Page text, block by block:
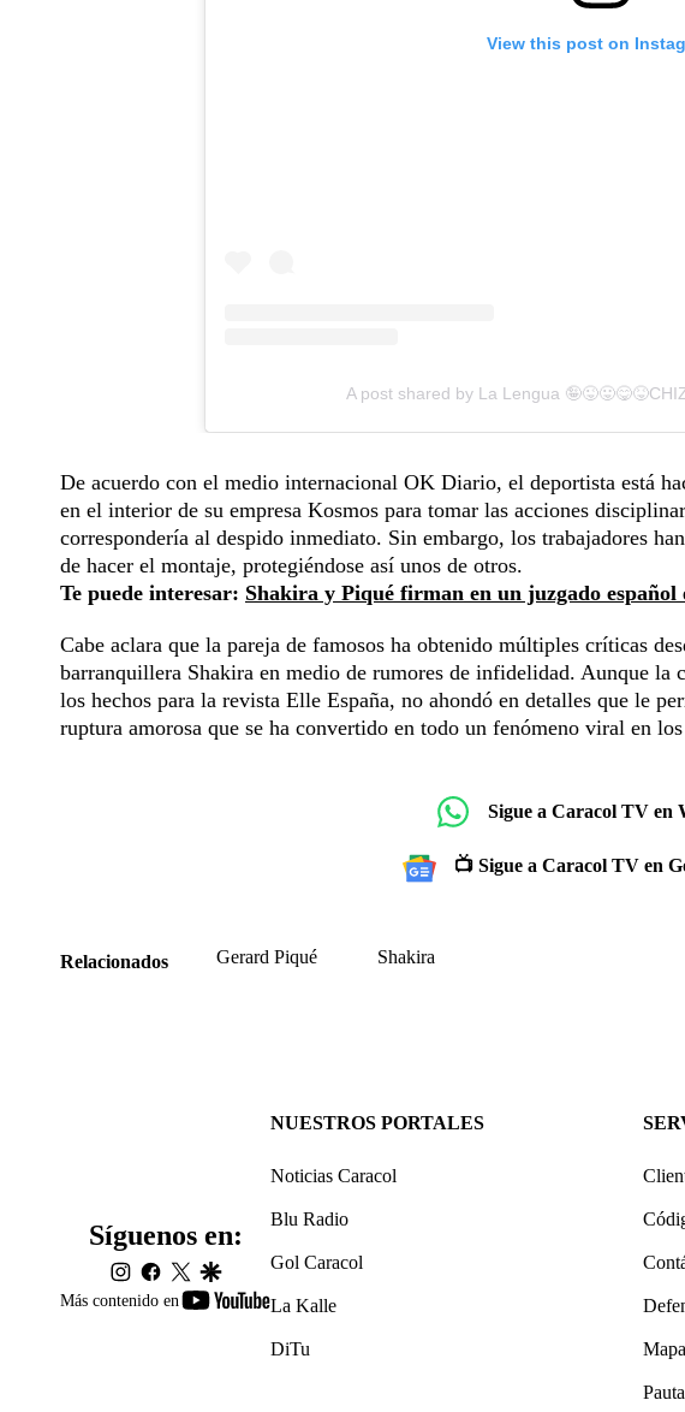
View this post on
A post shared by La Lengua
De acuerdo con el medio internacional OK Diario, el deportista está
en el interior de su empresa Kosmos para tomar las acciones
correspondería al despido inmediato. Sin embargo, los trabajadores
de hacer el montaje, protegiéndose así unos de otros.
Te puede interesar: Shakira y Piqué firman en un juzgado español
Cabe aclara que la pareja de famosos ha obtenido múltiples críticas
barranquillera Shakira en medio de rumores de infidelidad. Aunque la
los hechos para la revista Elle España, no ahondó en detalles que le
ruptura amorosa que se ha convertido en todo un fenómeno viral en
Sigue a Caracol TV en
📺 Sigue a Caracol TV en
Relacionados Gerard Piqué Shakira
Más contenido en
youtube-
Síguenos en:
instagram
facebook
twittergoogle
NUESTROS PORTALES
Noticias Caracol
Blu Radio
Gol Caracol
La Kalle
DiTu